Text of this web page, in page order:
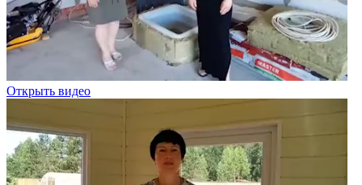
Открыть видео